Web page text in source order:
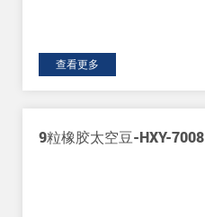
查看更多
9粒橡胶太空豆-HXY-7008